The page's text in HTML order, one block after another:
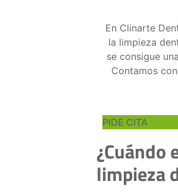
En Clinarte
la limpieza
se consigue
Contamos
PIDE CITA
¿Cuándo
limpieza